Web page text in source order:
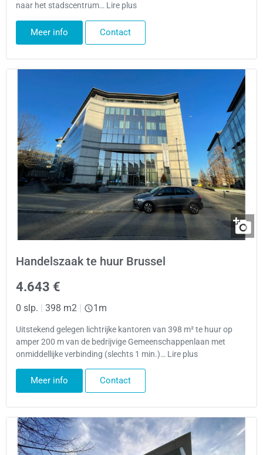
naar het stadscentrum… Lire plus
Meer info Contact
Handelszaak te huur Brussel
4.643 €
0 slp. | 398 m2 | 1m
Uitstekend gelegen lichtrijke kantoren van 398 m² te huur op
amper 200 m van de bedrijvige Gemeenschappenlaan met
onmiddellijke verbinding (slechts 1 min.)… Lire plus
Meer info Contact